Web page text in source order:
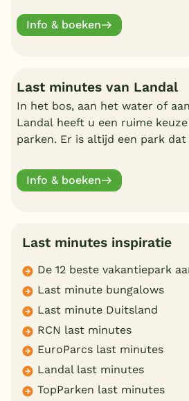
Info & boeken
Last minutes van Landal
In het bos, aan het water of
Landal heeft u een ruime
parken. Er is altijd een park
online.
Info & boeken
Last minutes inspiratie
De 12 beste vakantiepark
Last minute bungalows
Last minute Duitsland
RCN last minutes
EuroParcs last minutes
Landal last minutes
TopParken last minutes